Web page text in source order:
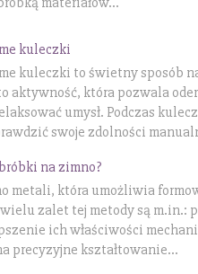
kuleczki
kuleczki to świetny sposób
aktywność, która pozwala
umysł. Podczas
swoje zdolności
na zimno?
metali, która umożliwia
zalet tej metody są m.in.:
ich właściwości
precyzyjne kształtowanie...